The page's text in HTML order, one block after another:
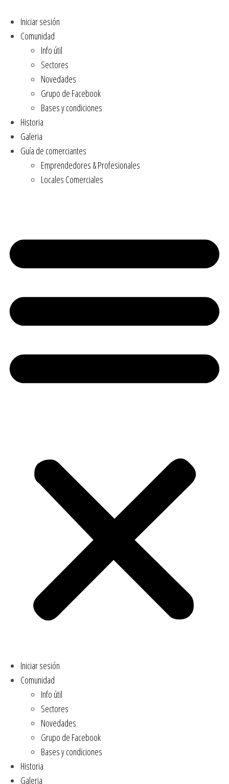
Iniciar sesión
Comunidad
Info útil
Sectores
Novedades
Grupo de Facebook
Bases y condiciones
Historia
Galeria
Guía de comerciantes
Emprendedores & Profesionales
Locales Comerciales
Iniciar sesión
Comunidad
Info útil
Sectores
Novedades
Grupo de Facebook
Bases y condiciones
Historia
Galeria